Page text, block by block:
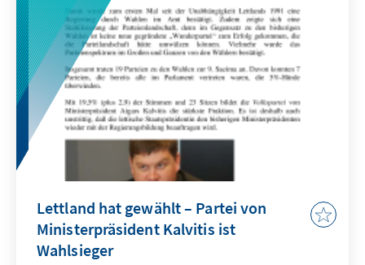
Lettland hat gewählt – Partei von
Ministerpräsident Kalvitis ist
Wahlsieger